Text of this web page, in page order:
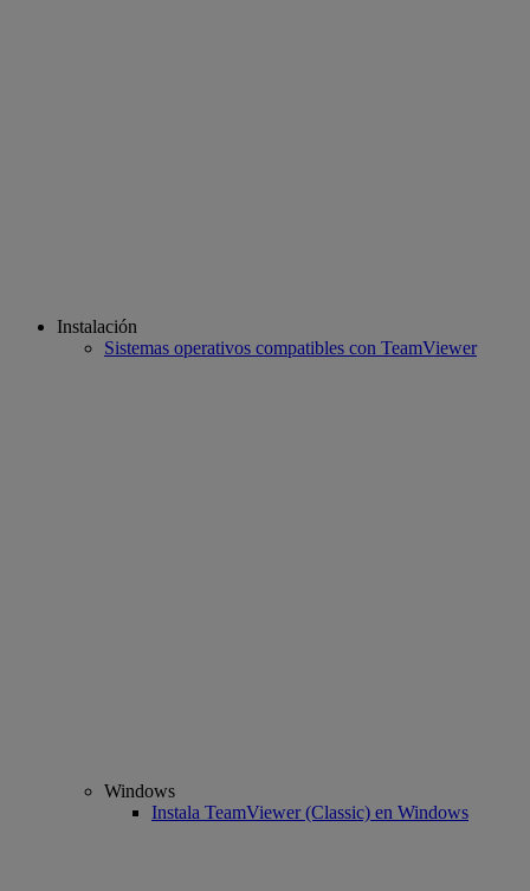
Instalación
Sistemas operativos compatibles con TeamViewer
Windows
Instala TeamViewer (Classic) en Windows